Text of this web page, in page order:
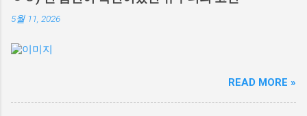
5월 11, 2026
READ MORE »